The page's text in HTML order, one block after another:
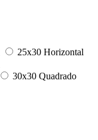
25x30 Horizontal
30x30 Quadrado